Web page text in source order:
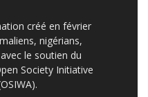
créé en février
nigérians,
le soutien du
Society Initiative